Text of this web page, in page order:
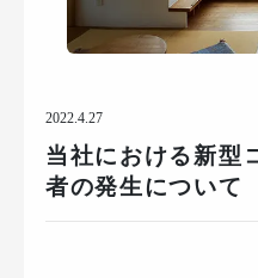
2022.4.27
当社における新型
者の発生について